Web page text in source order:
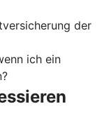
der
ich ein